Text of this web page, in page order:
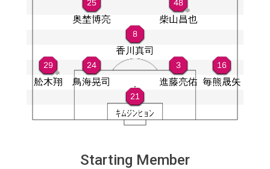
Starting Member